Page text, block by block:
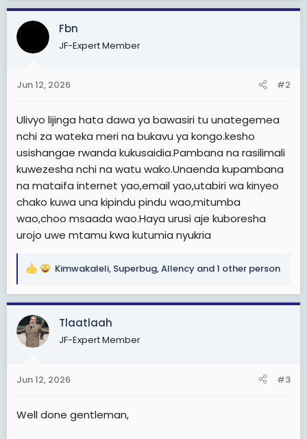
a
c
i
s
Fbn
JF-Expert Member
Jun 12, 2026 #2
Ulivyo lijinga hata dawa ya bawasiri tu unategemea
nchi za wateka meri na bukavu ya kongo.kesho
usishangae rwanda kukusaidia.Pambana na rasilimali
kuwezesha nchi na watu wako.Unaenda kupambana
na mataifa internet yao,email yao,utabiri wa kinyeo
chako kuwa una kipindu pindu wao,mitumba
wao,choo msaada wao.Haya urusi aje kuboresha
urojo uwe mtamu kwa kutumia nyukria
R
a
c
t
i
s
Kimwakaleli, Superbug,Allency and 1 other person
Tlaatlaah
JF-Expert Member
Jun 12, 2026 #3
Well done gentleman,